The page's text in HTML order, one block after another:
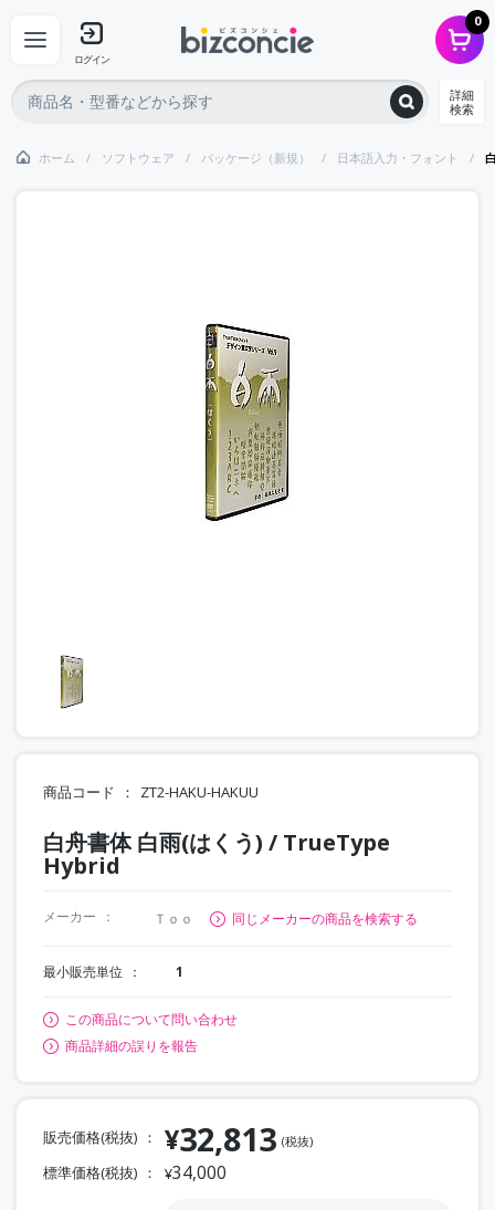
ログイン
0
詳細
検索
ホーム ソフトウェア パッケージ（新規） 日本語入力・フォント
商品コード ZT2-HAKU-HAKUU
白舟書体 白雨(はくう) / TrueType
Hybrid
メーカー Ｔｏｏ 同じメーカーの商品を検索する
最小販売単位 1
この商品について問い合わせ
商品詳細の誤りを報告
販売価格(税抜) ¥32,813 (税抜)
標準価格(税抜) ¥34,000